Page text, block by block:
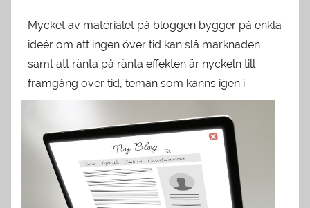
Mycket av materialet på bloggen bygger på enkla
ideér om att ingen över tid kan slå marknaden
samt att ränta på ränta effekten är nyckeln till
framgång över tid, teman som känns igen i